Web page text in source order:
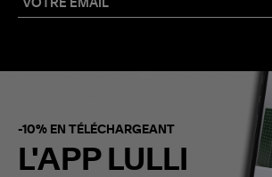
-10% EN TÉLÉCHARGEANT
L'APP LULLI